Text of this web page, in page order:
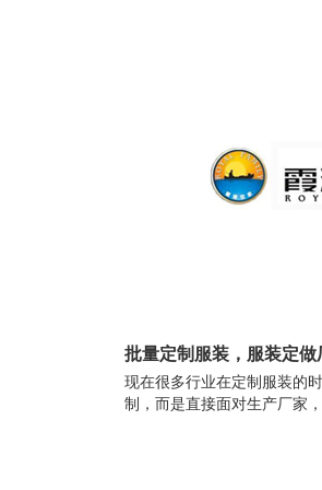
批量定制服装，服装定做
现在很多行业在定制服装的
制，而是直接面对生产厂家